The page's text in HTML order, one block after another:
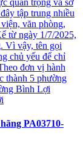
tập trung nhiều
văn phòng,
từ ngày 1/7/2025,
Vì vậy, tên gọi
chủ yếu để chỉ
đơn vị hành
thành 5 phường
Bình Lợi
PA03710-